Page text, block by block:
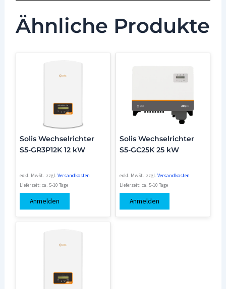
Ähnliche Produkte
Solis Wechselrichter
S5-GR3P12K 12 kW
exkl. MwSt. zzgl.Versandkosten
Lieferzeit:ca. 5-10 Tage
Anmelden
Solis Wechselrichter
S5-GC25K 25 kW
exkl. MwSt. zzgl. Versandkosten
Lieferzeit: ca. 5-10 Tage
Anmelden